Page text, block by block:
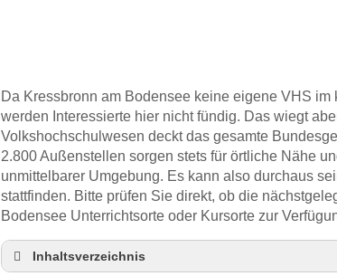
Da Kressbronn am Bodensee keine eigene VHS
werden Interessierte hier nicht fündig. Das wiegt
Volkshochschulwesen deckt das gesamte
2.800 Außenstellen sorgen stets für örtliche Nähe
unmittelbarer Umgebung. Es kann also durchaus
stattfinden. Bitte prüfen Sie direkt, ob die
Bodensee Unterrichtsorte oder Kursorte zur
Inhaltsverzeichnis